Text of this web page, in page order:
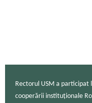
Rectorul USM a participat
cooperării instituționale